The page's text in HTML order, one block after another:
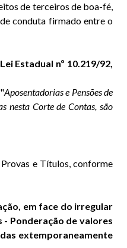
de terceiros de boa-fé,
conduta firmado entre o
Estadual nº 10.219/92,
Aposentadorias e Pensões de
nesta Corte de Contas, são
e Títulos, conforme
em face do irregular
Ponderação de valores
extemporaneamente